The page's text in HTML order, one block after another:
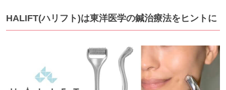
HALIFT(ハリフト)は東洋医学の鍼治療法をヒントに